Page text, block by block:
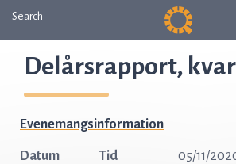
Search
Delårsrapport,
Evenemangsinformation
Datum 05/11/
Tid